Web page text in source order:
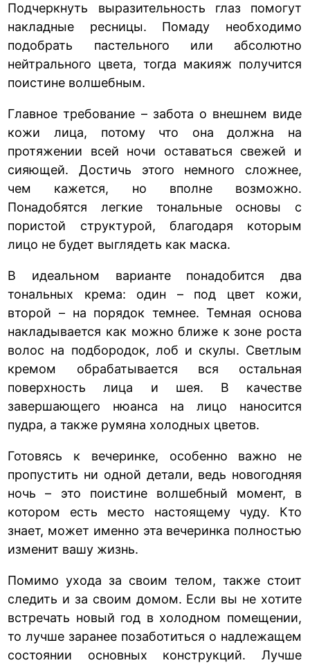
Подчеркнуть выразительность глаз помогут
накладные ресницы. Помаду необходимо
подобрать пастельного или абсолютно
нейтрального цвета, тогда макияж получится
поистине волшебным.
Главное требование – забота о внешнем виде
кожи лица, потому что она должна на
протяжении всей ночи оставаться свежей и
сияющей. Достичь этого немного сложнее,
чем кажется, но вполне возможно.
Понадобятся легкие тональные основы с
пористой структурой, благодаря которым
лицо не будет выглядеть как маска.
В идеальном варианте понадобится два
тональных крема: один – под цвет кожи,
второй – на порядок темнее. Темная основа
накладывается как можно ближе к зоне роста
волос на подбородок, лоб и скулы. Светлым
кремом обрабатывается вся остальная
поверхность лица и шея. В качестве
завершающего нюанса на лицо наносится
пудра, а также румяна холодных цветов.
Готовясь к вечеринке, особенно важно не
пропустить ни одной детали, ведь новогодняя
ночь – это поистине волшебный момент, в
котором есть место настоящему чуду. Кто
знает, может именно эта вечеринка полностью
изменит вашу жизнь.
Помимо ухода за своим телом, также стоит
следить и за своим домом. Если вы не хотите
встречать новый год в холодном помещении,
то лучше заранее позаботиться о надлежащем
состоянии основных конструкций. Лучше